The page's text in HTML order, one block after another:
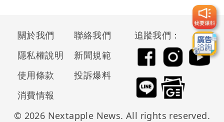
關於我們
聯絡我們
隱私權說明
新聞規範
使用條款
投訴爆料
消費情報
追蹤我們：
© 2026 Nextapple News. All rights reserved.